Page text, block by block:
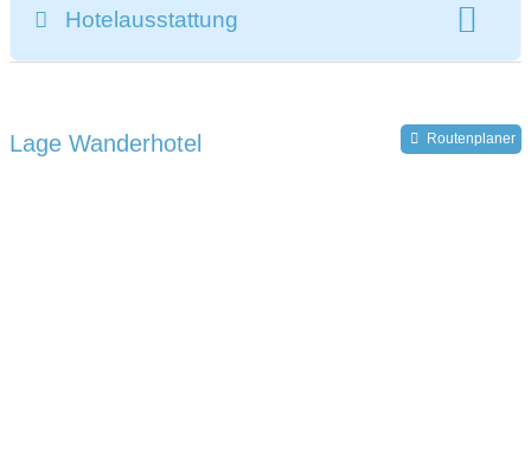
Hotelausstattung
Lage Wanderhotel Routenplaner